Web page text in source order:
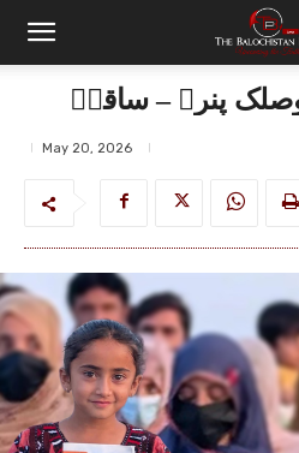
پنرہ – ساقیؔ
May 20, 2026